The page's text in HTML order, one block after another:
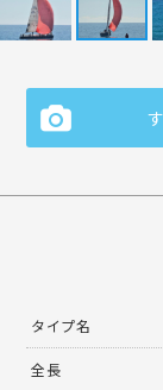
タイプ名
全長